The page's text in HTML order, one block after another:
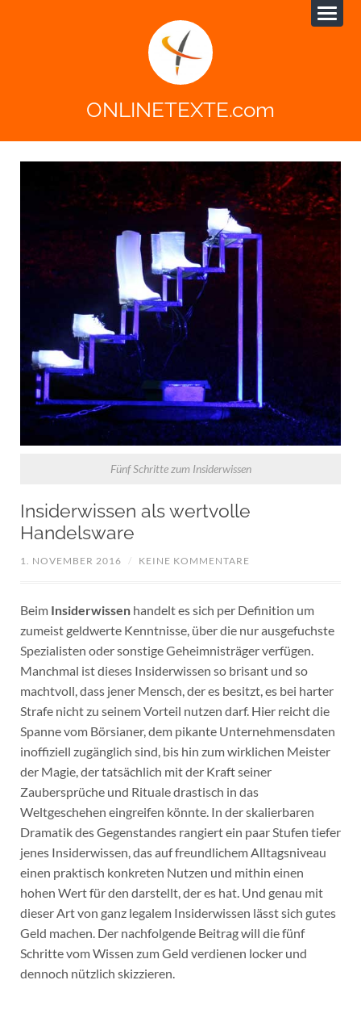
ONLINETEXTE.com
Fünf Schritte zum Insiderwissen
Insiderwissen als wertvolle
Handelsware
1. NOVEMBER 2016 / KEINE KOMMENTARE
Beim Insiderwissenhandelt es sich per Definition um
zumeist geldwerte Kenntnisse, über die nur ausgefuchste
Spezialisten oder sonstige Geheimnisträger verfügen.
Manchmal ist dieses Insiderwissen so brisant und so
machtvoll, dass jener Mensch, der es besitzt, es bei harter
Strafe nicht zu seinem Vorteil nutzen darf. Hier reicht die
Spanne vom Börsianer, dem pikante Unternehmensdaten
inoffiziell zugänglich sind, bis hin zum wirklichen Meister
der Magie, der tatsächlich mit der Kraft seiner
Zaubersprüche und Rituale drastisch in das
Weltgeschehen eingreifen könnte. In der skalierbaren
Dramatik des Gegenstandes rangiert ein paar Stufen tiefer
jenes Insiderwissen, das auf freundlichem Alltagsniveau
einen praktisch konkreten Nutzen und mithin einen
hohen Wert für den darstellt, der es hat. Und genau mit
dieser Art von ganz legalem Insiderwissen lässt sich gutes
Geld machen. Der nachfolgende Beitrag will die fünf
Schritte vom Wissen zum Geld verdienen locker und
dennoch nützlich skizzieren.